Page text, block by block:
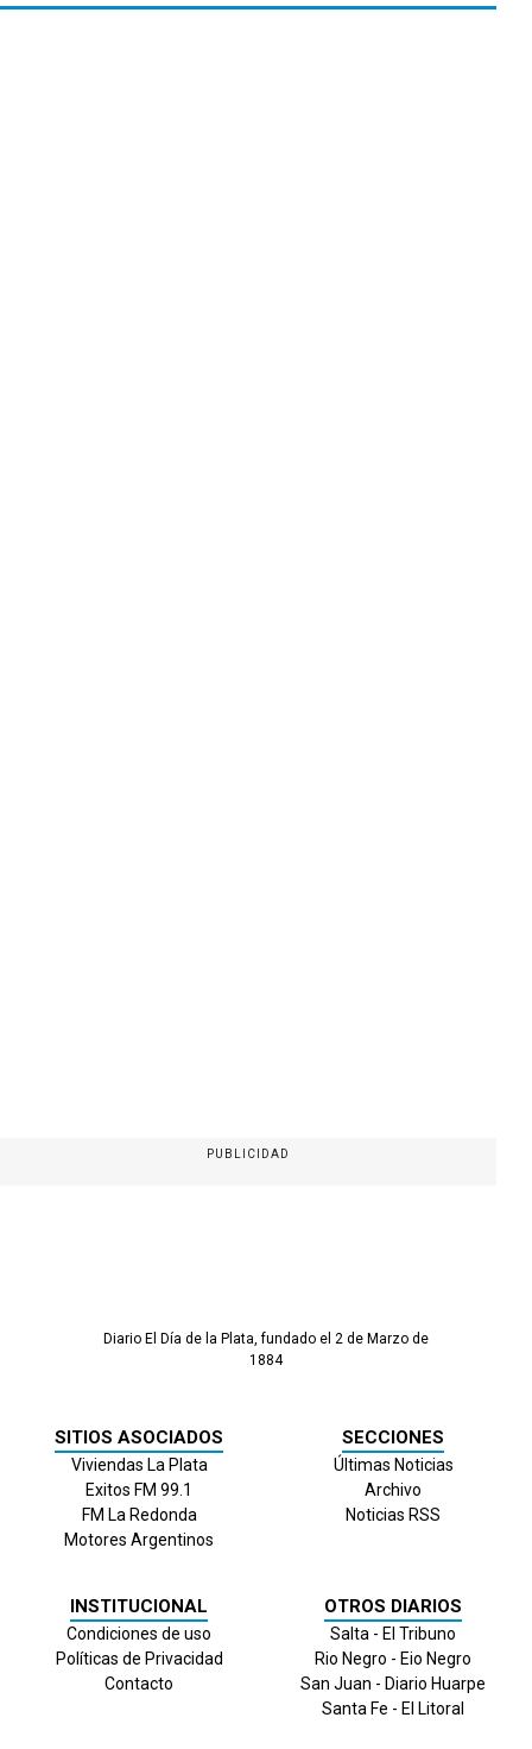
PUBLICIDAD
Diario El Día de la Plata, fundado el 2 de Marzo de
1884
SITIOS ASOCIADOS
Viviendas La Plata
Exitos FM 99.1
FM La Redonda
Motores Argentinos
SECCIONES
Últimas Noticias
Archivo
Noticias RSS
INSTITUCIONAL
Condiciones de uso
Políticas de Privacidad
Contacto
OTROS DIARIOS
Salta - El Tribuno
Rio Negro - Eio Negro
San Juan - Diario Huarpe
Santa Fe - El Litoral